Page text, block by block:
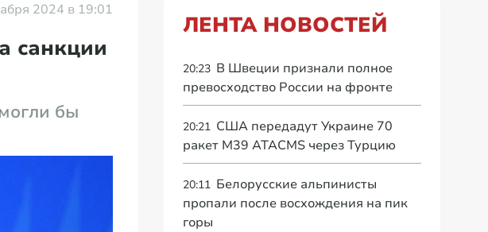
2024 в 19:01
санкции
бы
ЛЕНТА НОВОСТЕЙ
20:23 В Швеции признали полное
превосходство России на фронте
20:21 США передадут Украине 70
ракет M39 ATACMS через Турцию
20:11 Белорусские альпинисты
пропали после восхождения на пик
горы